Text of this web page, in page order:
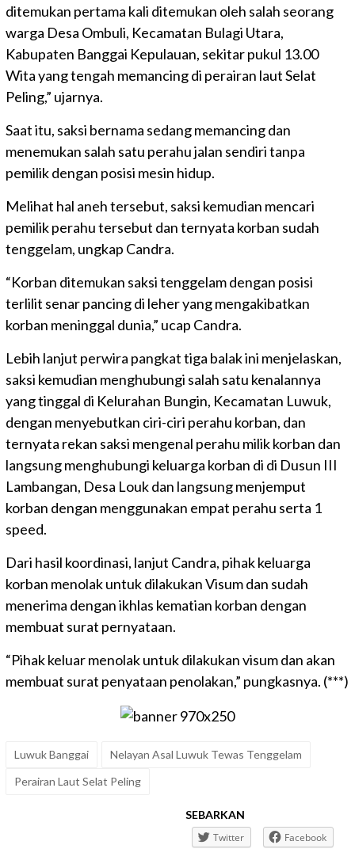
ditemukan pertama kali ditemukan oleh salah seorang
warga Desa Ombuli, Kecamatan Bulagi Utara,
Kabupaten Banggai Kepulauan, sekitar pukul 13.00
Wita yang tengah memancing di perairan laut Selat
Peling,” ujarnya.
Saat itu, saksi bernama sedang memancing dan
menemukan salah satu perahu jalan sendiri tanpa
pemilik dengan posisi mesin hidup.
Melihat hal aneh tersebut, saksi kemudian mencari
pemilik perahu tersebut dan ternyata korban sudah
tenggelam, ungkap Candra.
“Korban ditemukan saksi tenggelam dengan posisi
terlilit senar pancing di leher yang mengakibatkan
korban meninggal dunia,” ucap Candra.
Lebih lanjut perwira pangkat tiga balak ini menjelaskan,
saksi kemudian menghubungi salah satu kenalannya
yang tinggal di Kelurahan Bungin, Kecamatan Luwuk,
dengan menyebutkan ciri-ciri perahu korban, dan
ternyata rekan saksi mengenal perahu milik korban dan
langsung menghubungi keluarga korban di di Dusun III
Lambangan, Desa Louk dan langsung menjemput
korban dengan menggunakan empat perahu serta 1
speed.
Dari hasil koordinasi, lanjut Candra, pihak keluarga
korban menolak untuk dilakukan Visum dan sudah
menerima dengan ikhlas kematian korban dengan
membuat surat pernyataan.
“Pihak keluar menolak untuk dilakukan visum dan akan
membuat surat penyataan penolakan,” pungkasnya. (***)
Luwuk Banggai
Nelayan Asal Luwuk Tewas Tenggelam
Perairan Laut Selat Peling
SEBARKAN
Twitter
Facebook